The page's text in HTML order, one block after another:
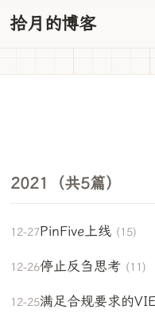
拾月的博客
2021（共5篇）
12-27PinFive上线 (15)
12-26停止反刍思考 (11)
12-25满足合规要求的